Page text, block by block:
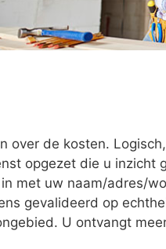
over de kosten.
opgezet die u inzicht
met uw naam/adres/
gevalideerd op
U ontvangt